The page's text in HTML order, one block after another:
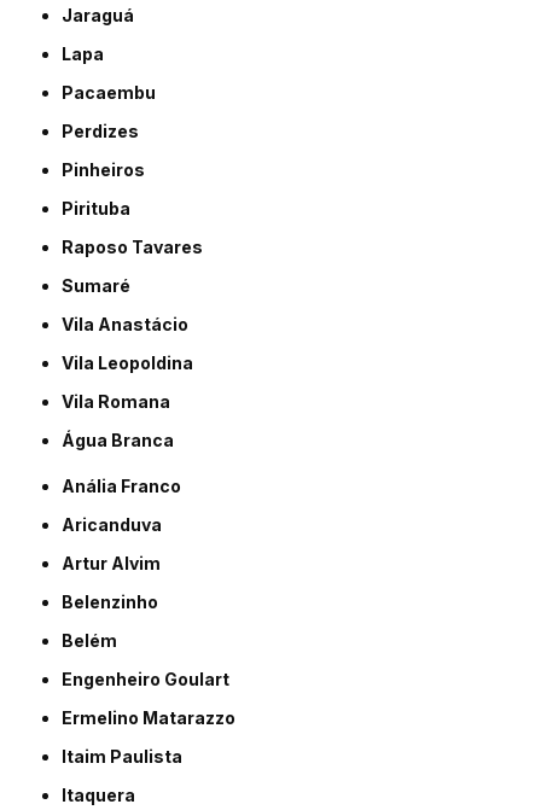
Jaraguá
Lapa
Pacaembu
Perdizes
Pinheiros
Pirituba
Raposo Tavares
Sumaré
Vila Anastácio
Vila Leopoldina
Vila Romana
Água Branca
Anália Franco
Aricanduva
Artur Alvim
Belenzinho
Belém
Engenheiro Goulart
Ermelino Matarazzo
Itaim Paulista
Itaquera